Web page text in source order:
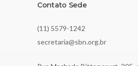
Contato Sede
(11) 5579-1242
secretaria@sbn.org.br